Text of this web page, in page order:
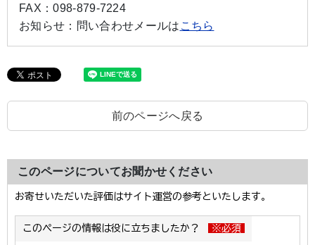
FAX：098-879-7224
お知らせ： 問い合わせメールは こちら
前のページへ戻る
このページについてお聞かせください